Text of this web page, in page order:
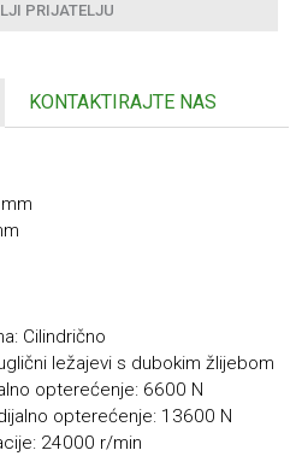
PRIJATELJU
KONTAKTIRAJTE NAS
Cilindrično
ležajevi s dubokim žlijebom
opterećenje: 6600 N
opterećenje: 13600 N
24000 r/min